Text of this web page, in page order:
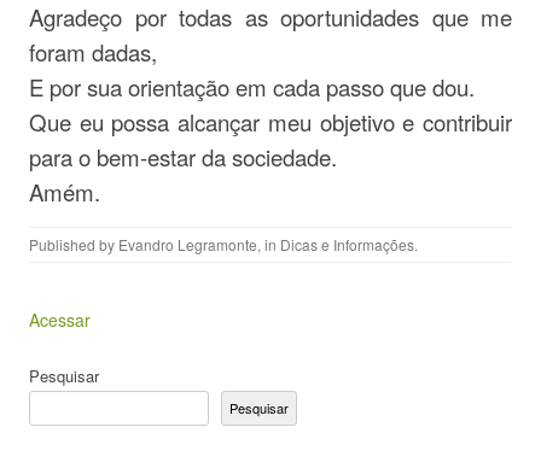
Agradeço por todas as oportunidades que me
foram dadas,
E por sua orientação em cada passo que dou.
Que eu possa alcançar meu objetivo e contribuir
para o bem-estar da sociedade.
Amém.
Published by Evandro Legramonte, in Dicas e Informações.
Acessar
Pesquisar
Pesquisar